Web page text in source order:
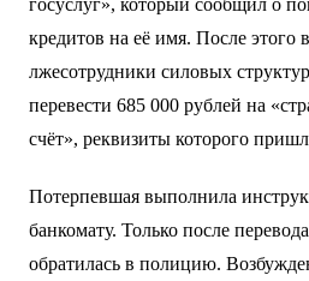
кредитов на её имя. После этого
лжесотрудники силовых
перевести 685 000 рублей на
счёт», реквизиты которого
Потерпевшая выполнила
банкомату. Только после
обратилась в полицию.